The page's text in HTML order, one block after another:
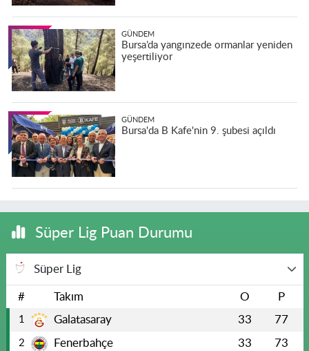
GÜNDEM
Bursa’da yangınzede ormanlar yeniden
yeşertiliyor
GÜNDEM
Bursa'da B Kafe'nin 9. şubesi açıldı
Süper Lig Puan Durumu
Süper Lig
# Takım O P
1 Galatasaray 33 77
2 Fenerbahçe 33 73